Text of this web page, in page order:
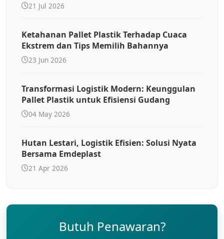
21 Jul 2026
Ketahanan Pallet Plastik Terhadap Cuaca
Ekstrem dan Tips Memilih Bahannya
23 Jun 2026
Transformasi Logistik Modern: Keunggulan
Pallet Plastik untuk Efisiensi Gudang
04 May 2026
Hutan Lestari, Logistik Efisien: Solusi Nyata
Bersama Emdeplast
21 Apr 2026
Butuh Penawaran?